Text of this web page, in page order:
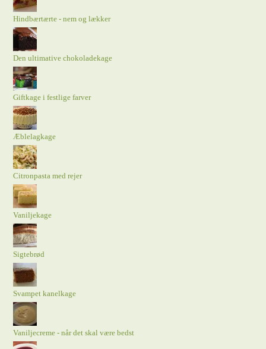
Hindbærtærte - nem og lækker
Den ultimative chokoladekage
Giftkage i festlige farver
Æblelagkage
Citronpasta med rejer
Vaniljekage
Sigtebrød
Svampet kanelkage
Vaniljecreme - når det skal være bedst